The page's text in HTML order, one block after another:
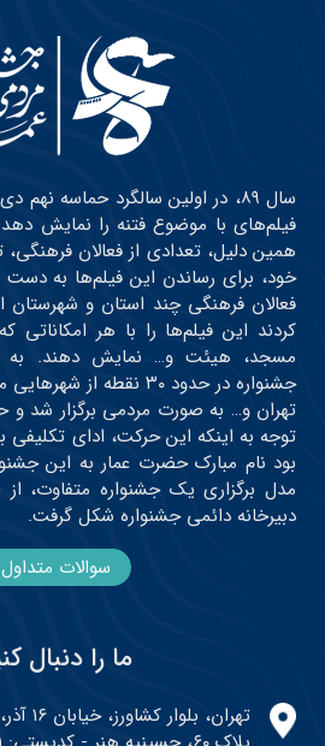
سال ۸۹، در اولین سالگرد حماسه
فیلم‌های با موضوع فتنه را نمایش دهد.
همین دلیل، تعدادی از فعالان
خود، برای رساندن این فیلم‌ها به دست
فعالان فرهنگی چند استان و شهرستان
کردند این فیلم‌ها را با هر امکاناتی
مسجد، هیئت و… نمایش دهند. به
جشنواره در حدود ۳۰ نقطه
توجه به اینکه این حرکت، ادای تکلیفی
بود نام مبارک حضرت عمار به این
مدل برگزاری یک جشنواره متفاوت،
دبیرخانه دائمی جشنواره شکل گرفت.
سوالات متداول
ما را دنبال